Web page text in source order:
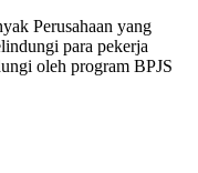
Perusahaan yang
para pekerja
oleh program BPJS